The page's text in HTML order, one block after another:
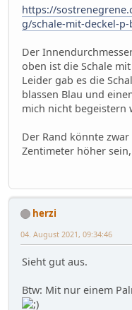
https://
g/schale-mit-deckel-p-
Der
oben ist die Schale
Leider gab es die
blassen Blau und
mich nicht begeistern
Der Rand könnte
Zentimeter höher
herzi
04. August 2021, 09:34:46
Sieht gut aus.
Btw: Mit nur einem